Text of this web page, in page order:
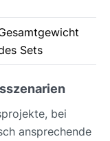
Sets
bei
ansprechende